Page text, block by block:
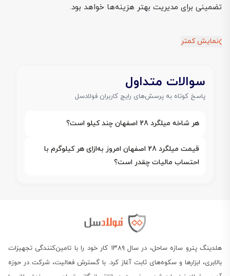
تضمینی برای مدیریت بهتر هزینه‌ها خواهد بود.
نمایش کمتر
سوالات متداول
پاسخ کوتاه به پرسش‌های رایج کاربران فولادسل
هر شاخه میلگرد 28 اصفهان چند کیلو است؟
قیمت میلگرد 28 اصفهان امروز به‌ازای هر کیلوگرم با
احتساب مالیات چقدر است؟
هلدینگ پترو سازه ساحل، در سال ۱۳۸۹ کار خود را با تامین‌کنندگی تجهیزات
بالابری، ابزارها و سکوه‌های ثابت آغاز کرد. با گسترش فعالیت، شرکت در حوزه